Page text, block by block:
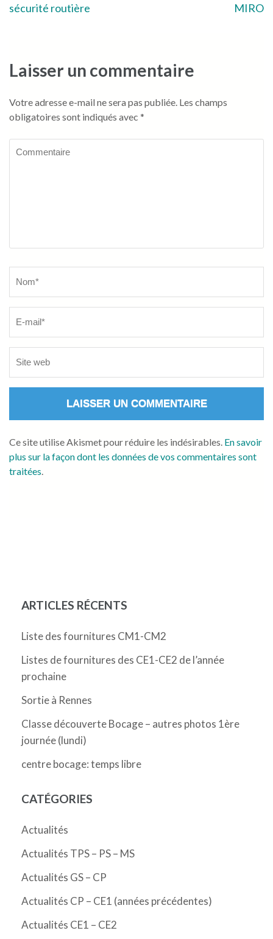
Navigation
l’article
sécurité routière MIRO
Laisser un commentaire
Votre adresse e-mail ne sera pas publiée. Les champs
obligatoires sont indiqués avec *
Ce site utilise Akismet pour réduire les indésirables. En savoir
plus sur la façon dont les données de vos commentaires sont
traitées
ARTICLES RÉCENTS
Liste des fournitures CM1-CM2
Listes de fournitures des CE1-CE2 de l’année
prochaine
Sortie à Rennes
Classe découverte Bocage – autres photos 1ère
journée (lundi)
centre bocage: temps libre
CATÉGORIES
Actualités
Actualités TPS – PS – MS
Actualités GS – CP
Actualités CP – CE1 (années précédentes)
Actualités CE1 – CE2